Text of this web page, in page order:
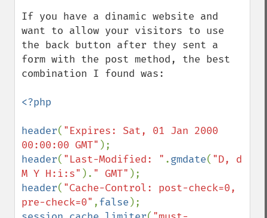
If you have a dinamic website and
want to allow your visitors to use
the back button after they sent a
form with the post method, the best
combination I found was:
<?php
header( "Expires: Sat, 01 Jan 2000
00:00:00 GMT"
header( "Last-Modified: " .gmdate( "D, d
M Y H:i:s" ). " GMT"
header( "Cache-Control: post-check=0,
pre-check=0" ,false